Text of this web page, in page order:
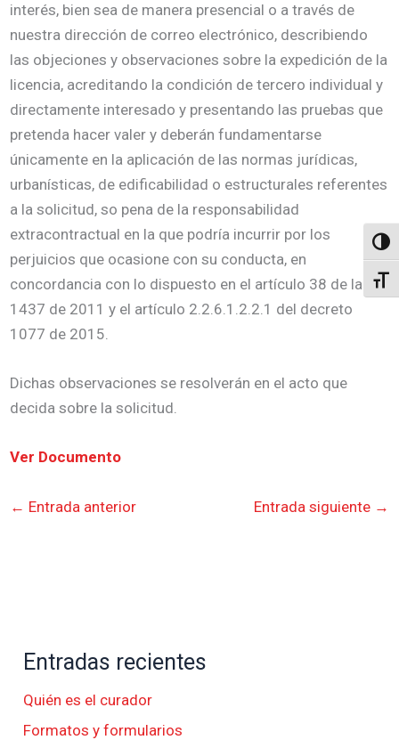
interés, bien sea de manera presencial o a través de
nuestra dirección de correo electrónico, describiendo
las objeciones y observaciones sobre la expedición de la
licencia, acreditando la condición de tercero individual y
directamente interesado y presentando las pruebas que
pretenda hacer valer y deberán fundamentarse
únicamente en la aplicación de las normas jurídicas,
urbanísticas, de edificabilidad o estructurales referentes
a la solicitud, so pena de la responsabilidad
extracontractual en la que podría incurrir por los
perjuicios que ocasione con su conducta, en
concordancia con lo dispuesto en el artículo 38 de la ley
1437 de 2011 y el artículo 2.2.6.1.2.2.1 del decreto
1077 de 2015.
Dichas observaciones se resolverán en el acto que
decida sobre la solicitud.
Ver Documento
← Entrada anterior Entrada siguiente →
Entradas recientes
Quién es el curador
Formatos y formularios